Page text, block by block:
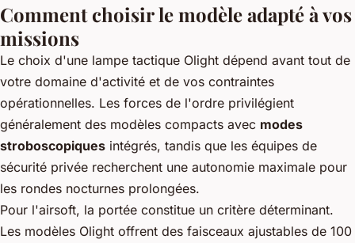
Comment choisir le modèle adapté à vos
missions
Le choix d'une lampe tactique Olight dépend avant tout de
votre domaine d'activité et de vos contraintes
opérationnelles. Les forces de l'ordre privilégient
généralement des modèles compacts avec modes
stroboscopiques intégrés, tandis que les équipes de
sécurité privée recherchent une autonomie maximale pour
les rondes nocturnes prolongées.
Pour l'airsoft, la portée constitue un critère déterminant.
Les modèles Olight offrent des faisceaux ajustables de 100